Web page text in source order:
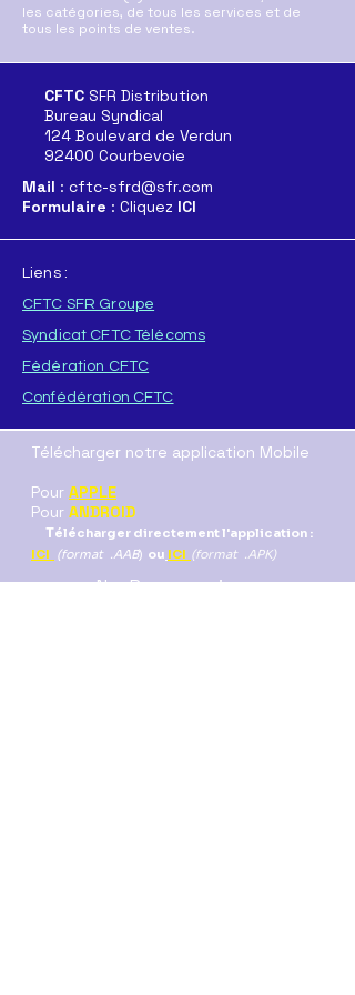
les catégories, de tous les services et de
tous les points de ventes.
CFTC SFR Distribution
Bureau Syndical
124 Boulevard de Verdun
92400 Courbevoie
Mail : cftc-sfrd@sfr.com
Formulaire : Cliquez ICI
Liens :
CFTC SFR Groupe
Syndicat CFTC Télécoms
Fédération CFTC
Confédération CFTC
Télécharger notre application Mobile
Pour APPLE
Pour ANDROID
Télécharger directement l'application :
ICI (format .AAB) ou ICI (format .APK)
Nos Resaux sociaux :